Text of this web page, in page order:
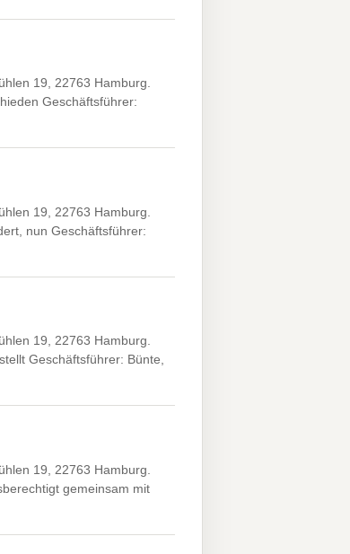
19, 22763 Hamburg.
Geschäftsführer:
19, 22763 Hamburg.
nun Geschäftsführer:
19, 22763 Hamburg.
Geschäftsführer: Bünte,
19, 22763 Hamburg.
gemeinsam mit